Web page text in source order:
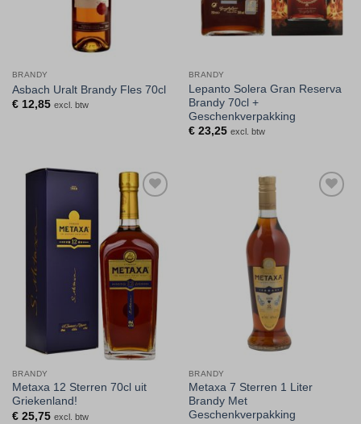
BRANDY
Asbach Uralt Brandy Fles 70cl
€12,85 excl. btw
BRANDY
Lepanto Solera Gran Reserva
Brandy 70cl +
Geschenkverpakking
€23,25 excl. btw
Toevoegen
aan
verlanglijst
BRANDY
Metaxa 12 Sterren 70cl uit
Griekenland!
€25,75 excl. btw
BRANDY
Metaxa 7 Sterren 1 Liter
Brandy Met
Geschenkverpakking